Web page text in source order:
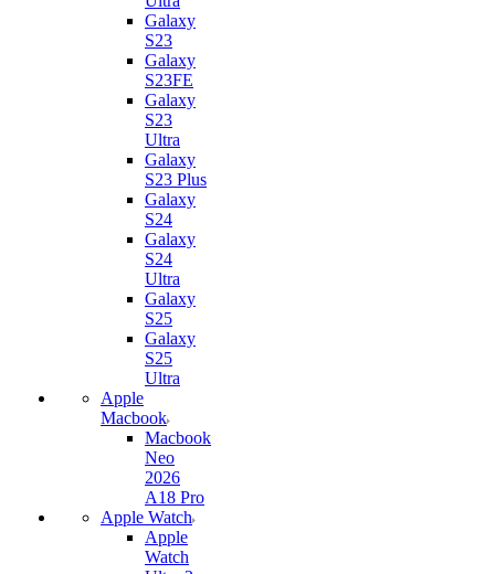
Galaxy
S23
Galaxy
S23FE
Galaxy
S23
Ultra
Galaxy
S23 Plus
Galaxy
S24
Galaxy
S24
Ultra
Galaxy
S25
Galaxy
S25
Ultra
Apple
Macbook
Macbook
Neo
2026
A18 Pro
Apple Watch
Apple
Watch